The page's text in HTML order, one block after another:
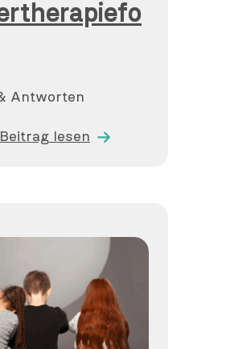
Antworten
lesen